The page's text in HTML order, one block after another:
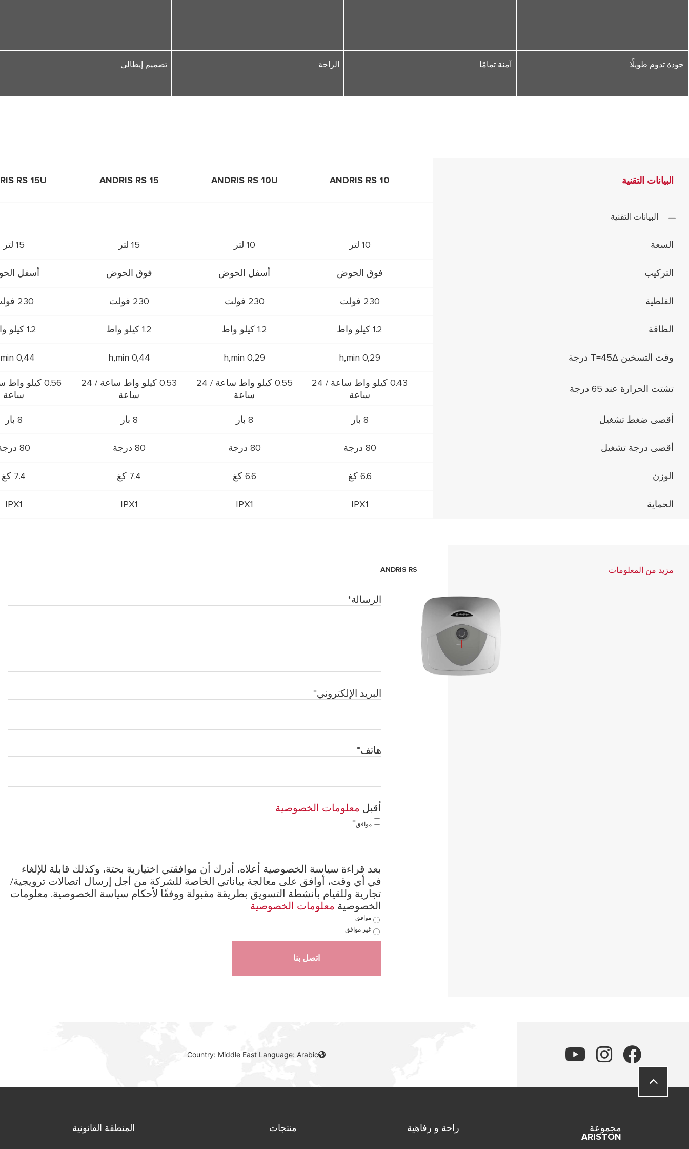
جودة تدوم طويلًا آمنة تمامًا الراحة تصميم إيطالي
البيانات التقنية ANDRIS RS 10
ANDRIS RS 10U
ANDRIS RS 15
RS 15U
البيانات التقنية
السعة 10 لتر 10 لتر 15 لتر 15 لتر
التركيب فوق الحوض أسفل الحوض فوق الحوض أسفل
الفلطية 230 فولت 230 فولت 230 فولت 230 فولت
الطاقة 1.2 كيلو واط 1.2 كيلو واط 1.2 كيلو واط 1.2 كيلو واط
وقت التسخين ∆45=T درجة 0,29 h,min
0,29 h,min
0,44 h,min
0,44 h,min
تشتت الحرارة عند 65 درجة
0.43 كيلو واط ساعة / 24
ساعة
0.55 كيلو واط ساعة / 24
ساعة
0.53 كيلو واط ساعة / 24
ساعة
ساعة
أقصى ضغط تشغيل 8 بار 8 بار 8 بار 8 بار
أقصى درجة تشغيل 80 درجة 80 درجة 80 درجة 80 درجة
الوزن 6.6 كغ 6.6 كغ 7.4 كغ 7.4 كغ
الحماية IPX1
IPX1
IPX1
IPX1
مزيد من المعلومات ANDRIS RS
الرسالة
البريد الإلكتروني
هاتف
أقبل معلومات الخصوصية
موافق
بعد قراءة سياسة الخصوصية أعلاه، أدرك أن موافقتي اختيارية بحتة، وكذلك قابلة للإلغاء
في أي وقت، أوافق على معالجة بياناتي الخاصة للشركة من أجل إرسال اتصالات ترويجية/
تجارية وللقيام بأنشطة التسويق بطريقة مقبولة ووفقًا لأحكام سياسة الخصوصية. معلومات
الخصوصية معلومات الخصوصية
موافق
غير موافق
اتصل بنا
Country: Middle East Language: Arabic
مجموعة
ARISTON
راحة و رفاهية منتجات المنطقة القانونية